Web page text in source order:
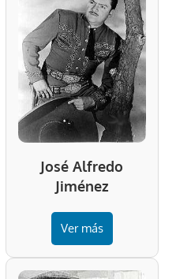
José Alfredo
Jiménez
Ver más